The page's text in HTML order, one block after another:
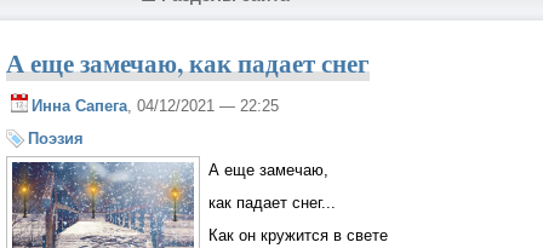
А еще замечаю, как падает снег
Инна Сапега , 04/12/2021 — 22:25
Поэзия
А еще замечаю,
как падает снег...
Как он кружится в свете